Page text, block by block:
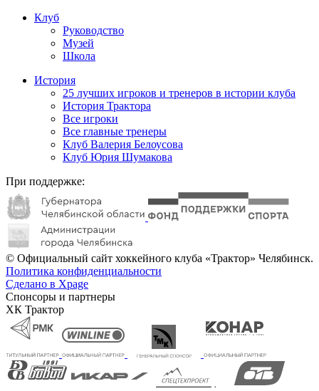
Клуб
Руководство
Музей
Школа
История
25 лучших игроков и тренеров в истории клуба
История Трактора
Все игроки
Все главные тренеры
Клуб Валерия Белоусова
Клуб Юрия Шумакова
При поддержке:
© Официальный сайт хоккейного клуба «Трактор» Челябинск.
Политика конфиденциальности
Сделано в Xpage
Спонсоры и партнеры
ХК Трактор